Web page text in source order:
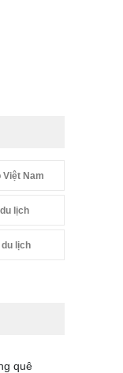
Việt Nam
lịch
du lịch
quê